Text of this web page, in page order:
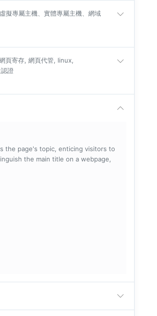
擬專屬主機、實體專屬主機、網域
頁寄存, 網頁代管, linux,
證
the page's topic, enticing visitors to
the main title on a webpage,